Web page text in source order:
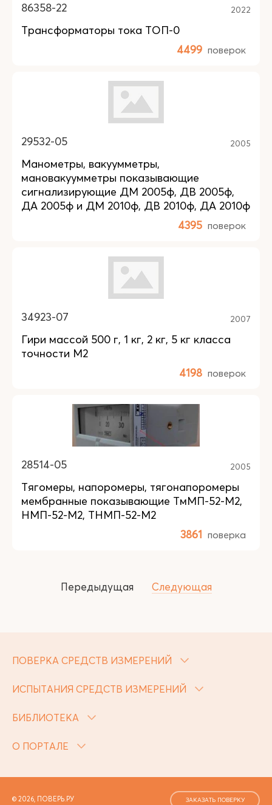
86358-22 2022
Трансформаторы тока ТОП-0
4499 поверок
29532-05 2005
Манометры, вакуумметры,
мановакуумметры показывающие
сигнализирующие ДМ 2005ф, ДВ 2005ф,
ДА 2005ф и ДМ 2010ф, ДВ 2010ф, ДА 2010ф
4395 поверок
34923-07 2007
Гири массой 500 г, 1 кг, 2 кг, 5 кг класса
точности М2
4198 поверок
28514-05 2005
Тягомеры, напоромеры, тягонапоромеры
мембранные показывающие ТмМП-52-М2,
НМП-52-М2, ТНМП-52-М2
3861 поверка
Передыдущая Следующая
ПОВЕРКА СРЕДСТВ ИЗМЕРЕНИЙ
ИСПЫТАНИЯ СРЕДСТВ ИЗМЕРЕНИЙ
БИБЛИОТЕКА
О ПОРТАЛЕ
© 2026, ПОВЕРЬ.РУ ЗАКАЗАТЬ ПОВЕРКУ